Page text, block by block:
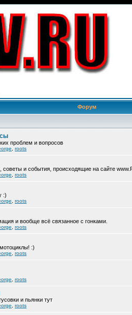
Форум
проблем и вопросов
roots
советы и события, происходящие на сайте
roots
:)
roots
и вообще всё связанное с гонками.
roots
:)
roots
roots
и пьянки тут
roots